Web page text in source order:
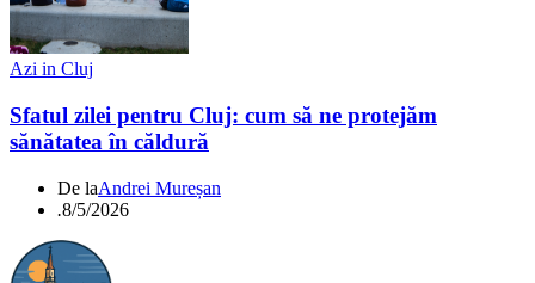
Azi in Cluj
Sfatul zilei pentru Cluj: cum să ne protejăm
sănătatea în căldură
De laAndrei Mureșan
.8/5/2026